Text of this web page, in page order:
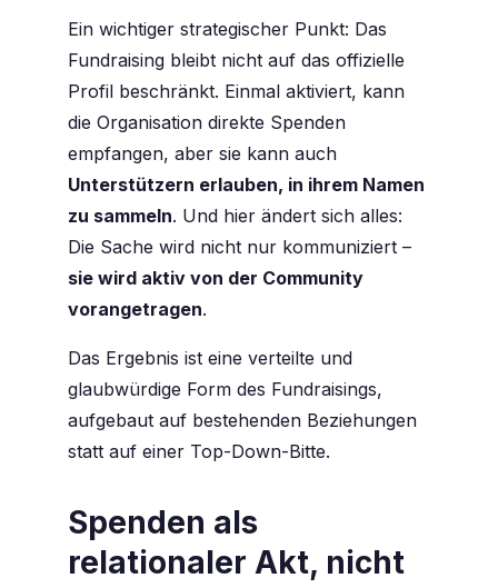
Ein wichtiger strategischer Punkt: Das
Fundraising bleibt nicht auf das offizielle
Profil beschränkt. Einmal aktiviert, kann
die Organisation direkte Spenden
empfangen, aber sie kann auch
Unterstützern erlauben, in ihrem Namen
zu sammeln. Und hier ändert sich alles:
Die Sache wird nicht nur kommuniziert –
sie wird aktiv von der Community
vorangetragen.
Das Ergebnis ist eine verteilte und
glaubwürdige Form des Fundraisings,
aufgebaut auf bestehenden Beziehungen
statt auf einer Top-Down-Bitte.
Spenden als
relationaler Akt, nicht